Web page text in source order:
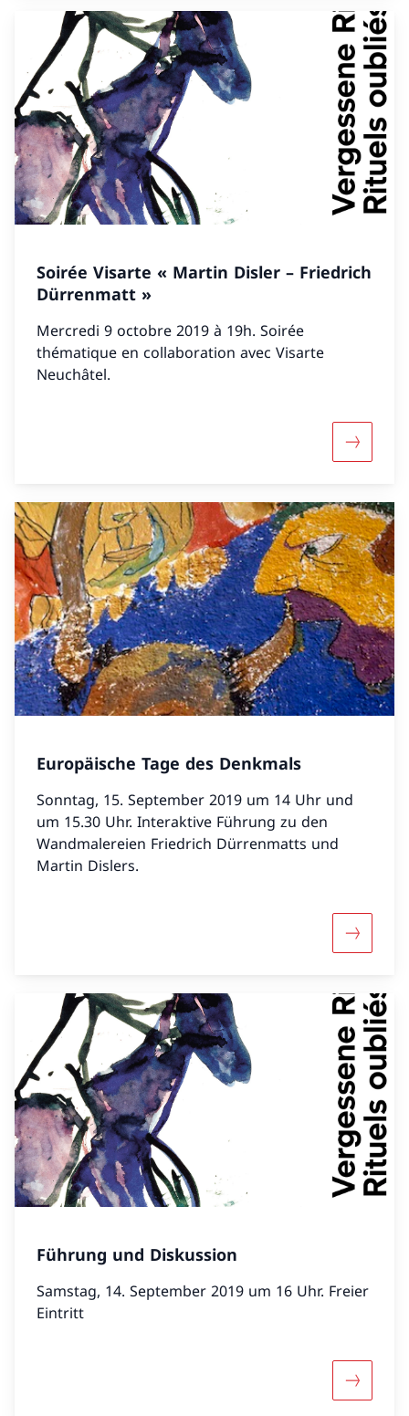
Soirée Visarte « Martin Disler – Friedrich
Dürrenmatt »
Mercredi 9 octobre 2019 à 19h. Soirée
thématique en collaboration avec Visarte
Neuchâtel.
Mehr
Europäische Tage des Denkmals
Sonntag, 15. September 2019 um 14 Uhr und
um 15.30 Uhr. Interaktive Führung zu den
Wandmalereien Friedrich Dürrenmatts und
Martin Dislers.
Mehr
Führung und Diskussion
Samstag, 14. September 2019 um 16 Uhr. Freier
Eintritt
Mehr